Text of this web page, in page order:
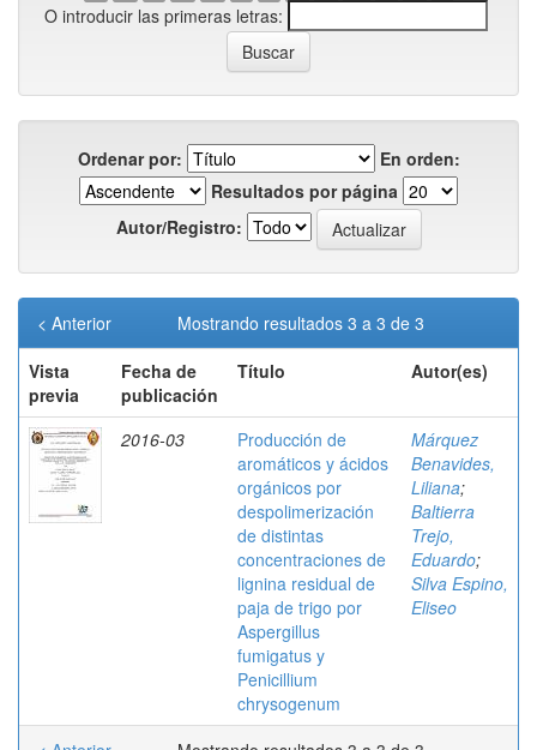
O introducir las primeras letras:
Ordenar por:
En orden:
Resultados por página
Autor/Registro:
Mostrando resultados 3 a 3 de 3
< Anterior
Vista
previa
Fecha de
publicación
Título Autor(es)
2016-03
Producción de
aromáticos y ácidos
orgánicos por
despolimerización
de distintas
concentraciones de
lignina residual de
paja de trigo por
Aspergillus
fumigatus y
Penicillium
chrysogenum
Márquez
Benavides,
Liliana;
Baltierra
Trejo,
Eduardo;
Silva Espino,
Eliseo